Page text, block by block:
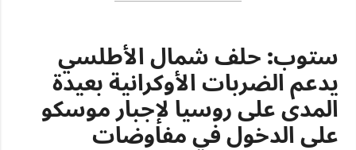
ستوب: حلف شمال الأطلسي
يدعم الضربات الأوكرانية بعيدة
المدى على روسيا لإجبار موسكو
على الدخول في مفاوضات